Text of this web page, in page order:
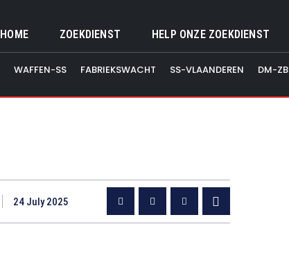
HOME ZOEKDIENST HELP ONZE ZOEKDIENST
WAFFEN-SS FABRIEKSWACHT SS-VLAANDEREN DM-ZB
24 July 2025